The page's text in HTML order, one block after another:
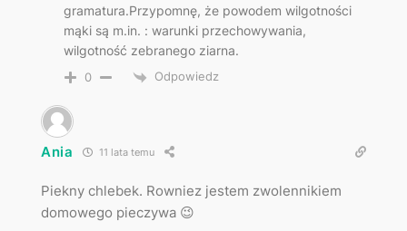
gramatura.Przypomnę, że powodem wilgotności
mąki są m.in. : warunki przechowywania,
wilgotność zebranego ziarna.
0 Odpowiedz
Ania 11 lata temu
Piekny chlebek. Rowniez jestem zwolennikiem
domowego pieczywa 😉